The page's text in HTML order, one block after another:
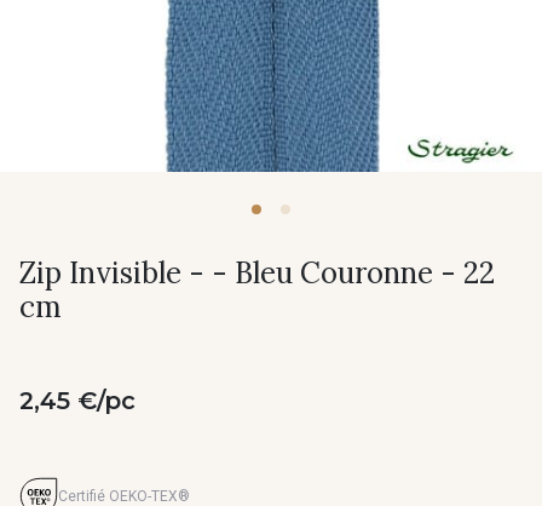
Zip Invisible - - Bleu Couronne - 22
cm
2,45 €/pc
Certifié OEKO-TEX®